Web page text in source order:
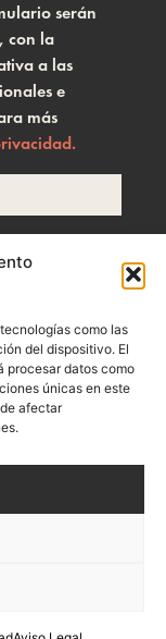
como las
del dispositivo. El
procesar datos como
únicas en este
afectar
serán
con la
a las
e
más